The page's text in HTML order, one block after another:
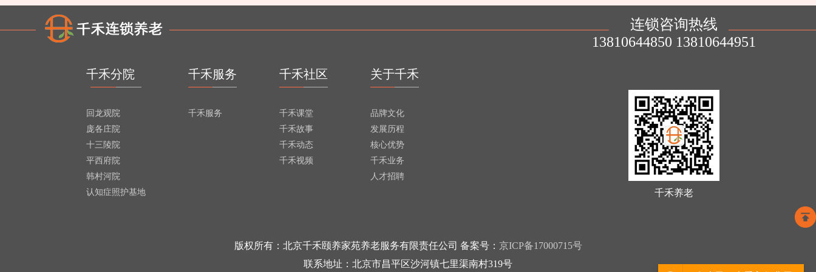
千禾分院
回龙观院
庞各庄院
十三陵院
平西府院
韩村河院
认知症照护基地
千禾服务
千禾服务
千禾社区
千禾课堂
千禾故事
千禾动态
千禾视频
关于千禾
品牌文化
发展历程
核心优势
千禾业务
人才招聘
连锁咨询热线
13810644850 13810644951
千禾养老
版权所有：北京千禾颐养家苑养老服务有限责任公司 备案号： 京ICP备17000715号
联系地址：北京市昌平区沙河镇七里渠南村319号